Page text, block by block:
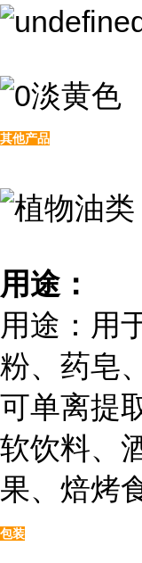
其他产品
用途：
用途：用
粉、药皂
可单离提
软饮料、
果、焙烤
包装